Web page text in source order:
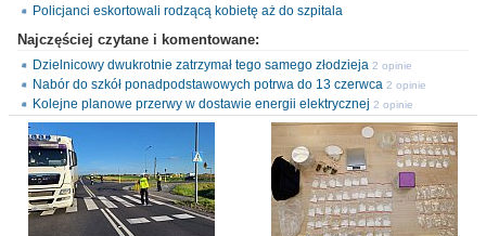
Policjanci eskortowali rodzącą kobietę aż do szpitala
Najczęściej czytane i komentowane:
Dzielnicowy dwukrotnie zatrzymał tego samego złodzieja 2 opinie
Nabór do szkół ponadpodstawowych potrwa do 13 czerwca 2 opinie
Kolejne planowe przerwy w dostawie energii elektrycznej 2 opinie